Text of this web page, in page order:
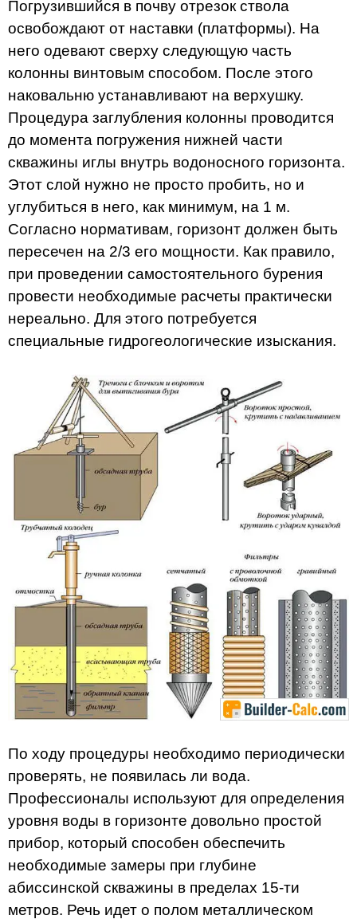
Погрузившийся в почву отрезок ствола
освобождают от наставки (платформы). На
него одевают сверху следующую часть
колонны винтовым способом. После этого
наковальню устанавливают на верхушку.
Процедура заглубления колонны проводится
до момента погружения нижней части
скважины иглы внутрь водоносного горизонта.
Этот слой нужно не просто пробить, но и
углубиться в него, как минимум, на 1 м.
Согласно нормативам, горизонт должен быть
пересечен на 2/3 его мощности. Как правило,
при проведении самостоятельного бурения
провести необходимые расчеты практически
нереально. Для этого потребуется
специальные гидрогеологические изыскания.
По ходу процедуры необходимо периодически
проверять, не появилась ли вода.
Профессионалы используют для определения
уровня воды в горизонте довольно простой
прибор, который способен обеспечить
необходимые замеры при глубине
абиссинской скважины в пределах 15-ти
метров. Речь идет о полом металлическом